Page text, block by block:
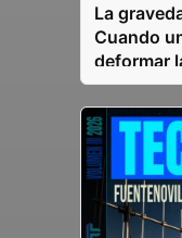
La
Cuando
deformar